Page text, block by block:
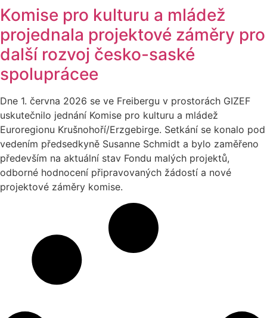
Komise pro kulturu a mládež
projednala projektové záměry pro
další rozvoj česko-saské
spoluprácee
Dne 1. června 2026 se ve Freibergu v prostorách GIZEF
uskutečnilo jednání Komise pro kulturu a mládež
Euroregionu Krušnohoří/Erzgebirge. Setkání se konalo pod
vedením předsedkyně Susanne Schmidt a bylo zaměřeno
především na aktuální stav Fondu malých projektů,
odborné hodnocení připravovaných žádostí a nové
projektové záměry komise.